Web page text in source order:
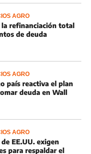
AGRO
refinanciación total
de deuda
AGRO
país reactiva el plan
deuda en Wall
AGRO
EE.UU. exigen
para respaldar el